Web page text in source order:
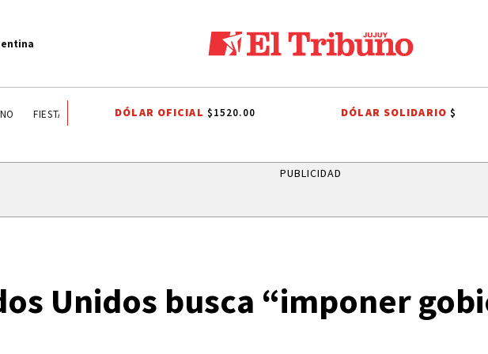
FIESTAS PATRONALES A SAN CAYETANO FIESTAS PATRONALES A SAN CAYETANO EL
DÓLAR OFICIAL $1520.00 DÓLAR SOLIDARIO$
PUBLICIDAD
Unidos busca “imponer